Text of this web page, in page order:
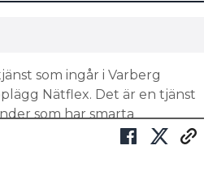
som ingår i Varberg
Nätflex. Det är en tjänst
som har smarta
som kan kommunicera via